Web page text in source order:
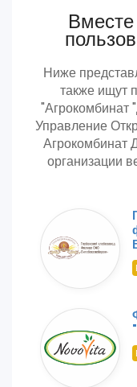
Ниже
также ищут
"Агрокомбинат
Управление
Агрокомбинат
организации